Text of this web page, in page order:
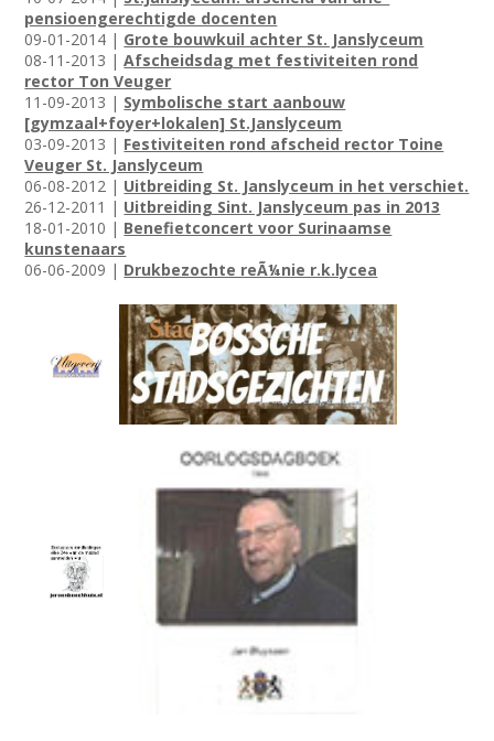
pensioengerechtigde docenten
09-01-2014 | Grote bouwkuil achter St. Janslyceum
08-11-2013 |Afscheidsdag met festiviteiten rond
rector Ton Veuger
11-09-2013 | Symbolische start aanbouw
[gymzaal+foyer+lokalen] St.Janslyceum
03-09-2013 | Festiviteiten rond afscheid rector Toine
Veuger St. Janslyceum
06-08-2012 | Uitbreiding St. Janslyceum in het verschiet.
26-12-2011 | Uitbreiding Sint. Janslyceum pas in 2013
18-01-2010 | Benefietconcert voor Surinaamse
kunstenaars
06-06-2009 | Drukbezochte reÃ¼nie r.k.lycea